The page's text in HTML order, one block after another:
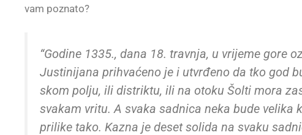
vam poznato?
“Godine 1335., dana 18. travnja, u vrijeme gore
Justinijana prihvaćeno je i utvrđeno da tko god
skom polju, ili distriktu, ili na otoku Šolti mora
svakam vritu. A svaka sadnica neka bude velika
prilike tako. Kazna je deset solida na svaku